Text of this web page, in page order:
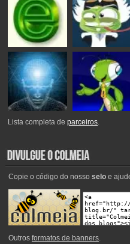
Lista completa deparceiros.
Copie o código do nosso seloe
Outros formatos de banners.